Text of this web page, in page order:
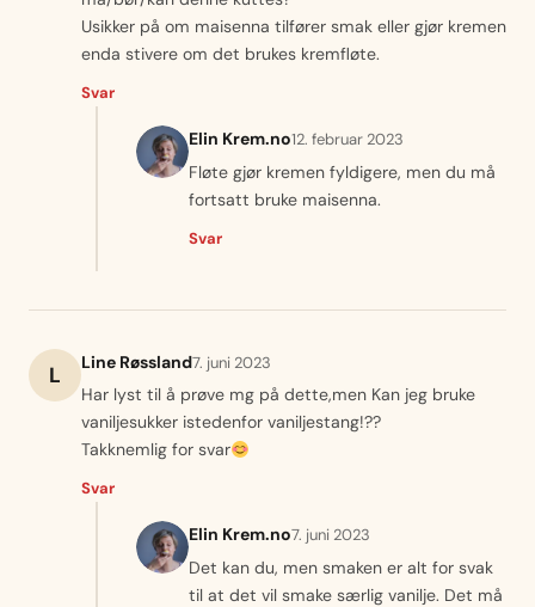
Usikker på om maisenna tilfører smak eller gjør kremen
enda stivere om det brukes kremfløte.
Svar
Elin Krem.no12. februar 2023
Fløte gjør kremen fyldigere, men du må
fortsatt bruke maisenna.
Svar
L Line Røssland7. juni 2023
Har lyst til å prøve mg på dette,men Kan jeg bruke
vaniljesukker istedenfor vaniljestang!??
Takknemlig for svar
Svar
Elin Krem.no7. juni 2023
Det kan du, men smaken er alt for svak
til at det vil smake særlig vanilje. Det må